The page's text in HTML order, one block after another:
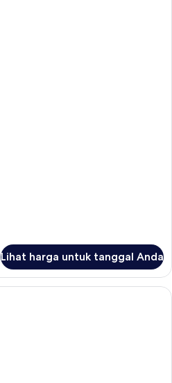
Lihat harga untuk tanggal Anda